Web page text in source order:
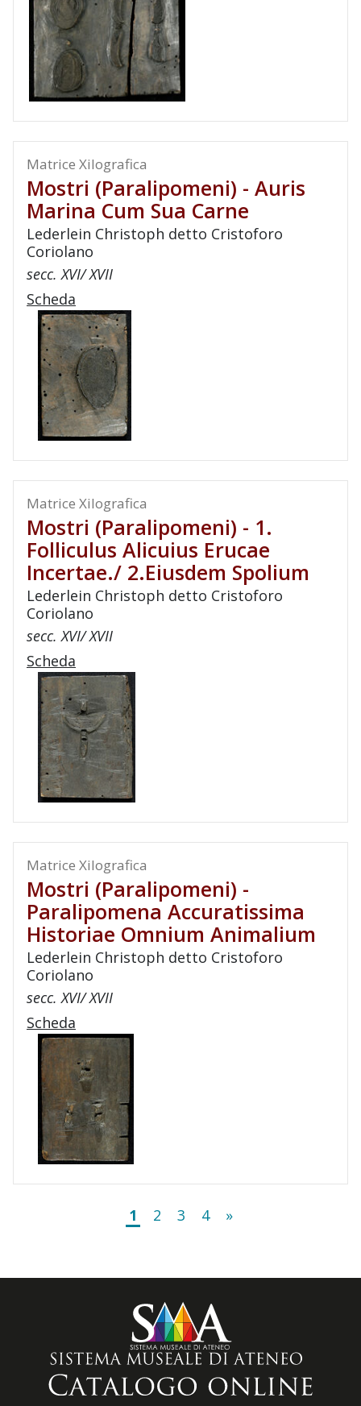
Matrice Xilografica
Mostri (paralipomeni) - Auris
Marina Cum Sua Carne
Lederlein Christoph detto Cristoforo
Coriolano
secc. XVI/ XVII
Scheda
Matrice Xilografica
Mostri (paralipomeni) - 1.
Folliculus Alicuius Erucae
Incertae./ 2.Eiusdem Spolium
Lederlein Christoph detto Cristoforo
Coriolano
secc. XVI/ XVII
Scheda
Matrice Xilografica
Mostri (paralipomeni) -
Paralipomena Accuratissima
Historiae Omnium Animalium
Lederlein Christoph detto Cristoforo
Coriolano
secc. XVI/ XVII
Scheda
1 2 3 4 »